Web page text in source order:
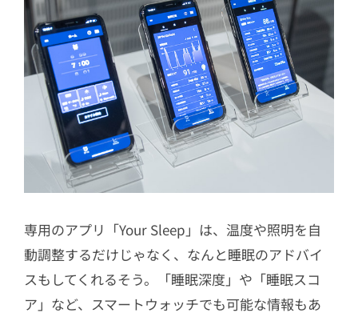
専用のアプリ「Your Sleep」は、温度や照明を自
動調整するだけじゃなく、なんと睡眠のアドバイ
スもしてくれるそう。「睡眠深度」や「睡眠スコ
ア」など、スマートウォッチでも可能な情報もあ